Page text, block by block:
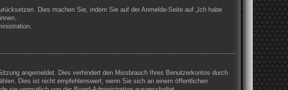
Dies machen Sie, indem Sie auf der Anmelde-Seite auf „Ich habe
angemeldet. Dies verhindert den Missbrauch Ihres Benutzerkontos durch
Dies ist nicht empfehlenswert, wenn Sie sich an einem öffentlichen